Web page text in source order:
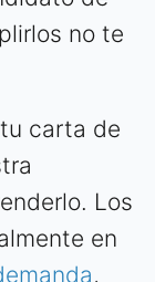
no te
carta de
Los
en
,